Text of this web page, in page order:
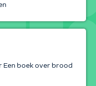
Een boek over brood